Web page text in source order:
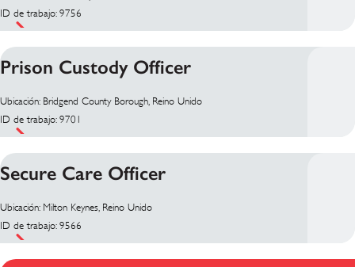
ID de trabajo: 9756
Prison Custody Officer
Ubicación: Bridgend County Borough, Reino Unido
ID de trabajo: 9701
Secure Care Officer
Ubicación: Milton Keynes, Reino Unido
ID de trabajo: 9566